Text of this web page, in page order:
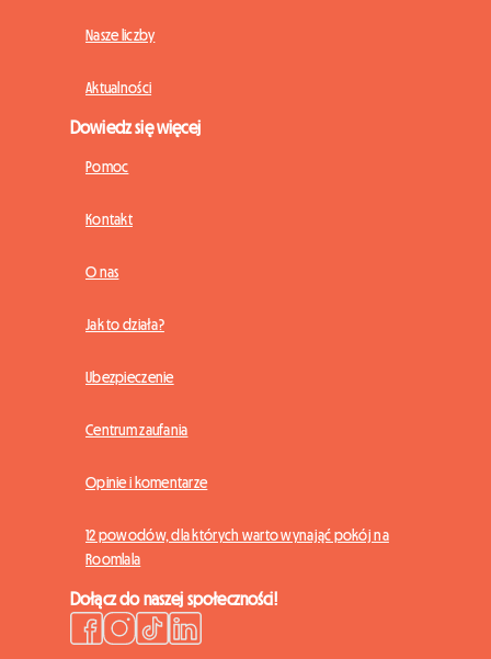
Nasze liczby
Aktualności
Dowiedz się więcej
Pomoc
Kontakt
O nas
Jak to działa?
Ubezpieczenie
Centrum zaufania
Opinie i komentarze
12 powodów, dla których warto wynająć pokój na
Roomlala
Dołącz do naszej społeczności!